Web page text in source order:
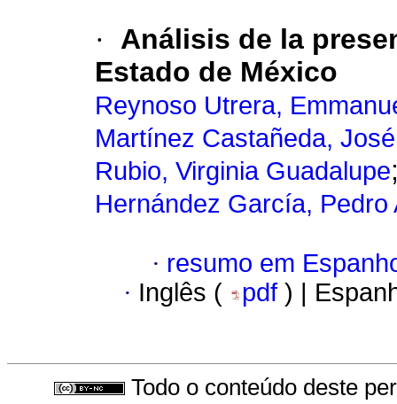
·
Análisis de la
Estado de México
Reynoso Utrera,
Martínez Castañeda,
Rubio, Virginia Guadalupe
Hernández García, Pedro
· resumo em
· Inglês ( pdf ) |
Todo o conteúdo deste